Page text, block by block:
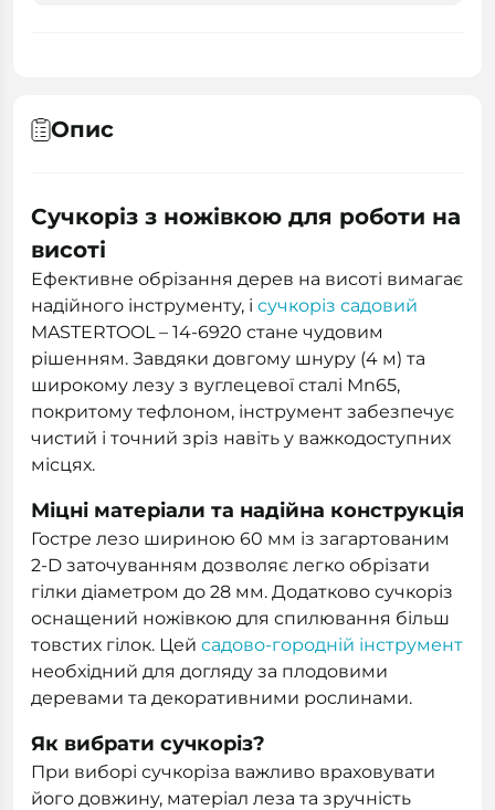
Опис
Сучкоріз з ножівкою для роботи на
висоті
Ефективне обрізання дерев на висоті вимагає
надійного інструменту, і сучкоріз садовий
MASTERTOOL – 14-6920 стане чудовим
рішенням. Завдяки довгому шнуру (4 м) та
широкому лезу з вуглецевої сталі Mn65,
покритому тефлоном, інструмент забезпечує
чистий і точний зріз навіть у важкодоступних
місцях.
Міцні матеріали та надійна конструкція
Гостре лезо шириною 60 мм із загартованим
2-D заточуванням дозволяє легко обрізати
гілки діаметром до 28 мм. Додатково сучкоріз
оснащений ножівкою для спилювання більш
товстих гілок. Цей садово-городній інструмент
необхідний для догляду за плодовими
деревами та декоративними рослинами.
Як вибрати сучкоріз?
При виборі сучкоріза важливо враховувати
його довжину, матеріал леза та зручність